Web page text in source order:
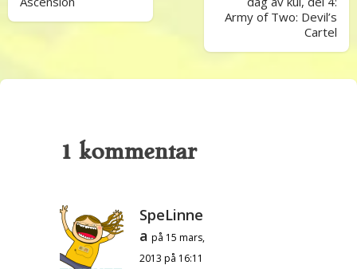
Army of Two: Devil’s
Cartel
1 kommentar
SpeLinne
a på 15 mars,
2013 på 16:11